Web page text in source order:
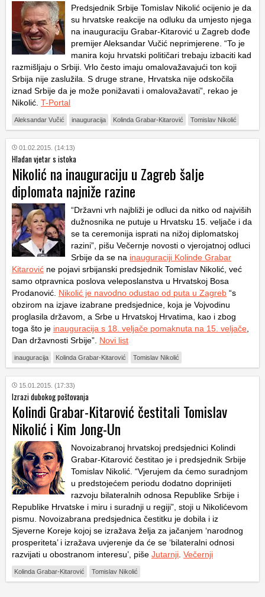
Predsjednik Srbije Tomislav Nikolić ocijenio je da
su hrvatske reakcije na odluku da umjesto njega
na inauguraciju Grabar-Kitarović u Zagreb dođe
premijer Aleksandar Vučić neprimjerene. “To je
manira koju hrvatski političari trebaju izbaciti kad
razmišljaju o Srbiji. Vrlo često imaju omalovažavajući ton koji
Srbija nije zaslužila. S druge strane, Hrvatska nije odskočila
iznad Srbije da je može ponižavati i omalovažavati”, rekao je
Nikolić. T-Portal
Aleksandar Vučić inauguracija Kolinda Grabar-Kitarović Tomislav Nikolić
01.02.2015. (14:13)
Hladan vjetar s istoka
Nikolić na inauguraciju u Zagreb šalje
diplomata najniže razine
“Državni vrh najbliži je odluci da nitko od najviših
dužnosnika ne putuje u Hrvatsku 15. veljače i da
se ta ceremonija isprati na nižoj diplomatskoj
razini”, pišu Večernje novosti o vjerojatnoj odluci
Srbije da se na inauguraciji Kolinde Grabar
Kitarović ne pojavi srbijanski predsjednik Tomislav Nikolić, već
samo otpravnica poslova veleposlanstva u Hrvatskoj Bosa
Prodanović. Nikolić je navodno odustao od puta u Zagreb “s
obzirom na izjave izabrane predsjednice, koja je Vojvodinu
proglasila državom, a Srbe u Hrvatskoj Hrvatima, kao i zbog
toga što je inauguracija s 18. veljače pomaknuta na 15. veljače
Dan državnosti Srbije”. Novi list
inauguracija Kolinda Grabar-Kitarović Tomislav Nikolić
15.01.2015. (17:33)
Izrazi dubokog poštovanja
Kolindi Grabar-Kitarović čestitali Tomislav
Nikolić i Kim Jong-Un
Novoizabranoj hrvatskoj predsjednici Kolindi
Grabar-Kitarović čestitao je i predsjednik Srbije
Tomislav Nikolić. “Vjerujem da ćemo suradnjom
u predstojećem periodu dodatno doprinijeti
razvoju bilateralnih odnosa Republike Srbije i
Republike Hrvatske i miru i suradnji u regiji”, stoji u Nikolićevom
pismu. Novoizabrana predsjednica čestitku je dobila i iz
Sjeverne Koreje kojoj se izražava želja za jačanjem ‘narodnog
prosperiteta’ i izražava uvjerenje da će se ‘bilateralni odnosi
razvijati u obostranom interesu’, piše Jutarnji Večernji
Kolinda Grabar-Kitarović Tomislav Nikolić